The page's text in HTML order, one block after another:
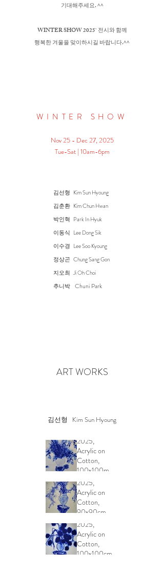
기대해주세요. ^^
WINTER SHOW 2025` 전시와 함께
행복한 겨울을 맞이하시길 바랍니다.^^
WINTER SHOW
Nov 25 - Dec 27, 2025
Tue-Sat | 10am-6pm​
김선형 Kim Sun Hyoung
김춘환 Kim Chun Hwan
박인혁 Park In Hyuk
이동식 Lee Dong Sik
이수경 Lee Soo Kyoung
정상곤 Chung Sang Gon
지오최 Ji Oh Choi
추니박 Chuni Park
ART WORKS​
김선형 Kim Sun Hyoung
2025,
Acrylic on
Cotton,
100x100m
GARDENBLUE,
2025,
Acrylic on
Cotton,
90x90cm
GARDENBLUE,
2025,
Acrylic on
Cotton,
100x100cm